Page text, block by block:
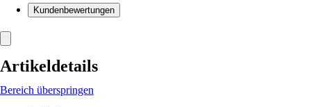
Kundenbewertungen
Artikeldetails
Bereich überspringen